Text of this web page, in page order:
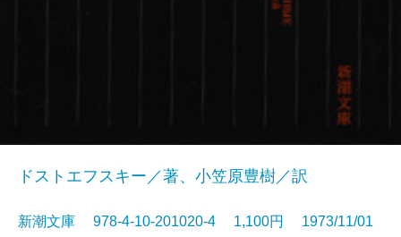
ドストエフスキー／著、小笠原豊樹／訳
新潮文庫 978-4-10-201020-4 1,100円 1973/11/01